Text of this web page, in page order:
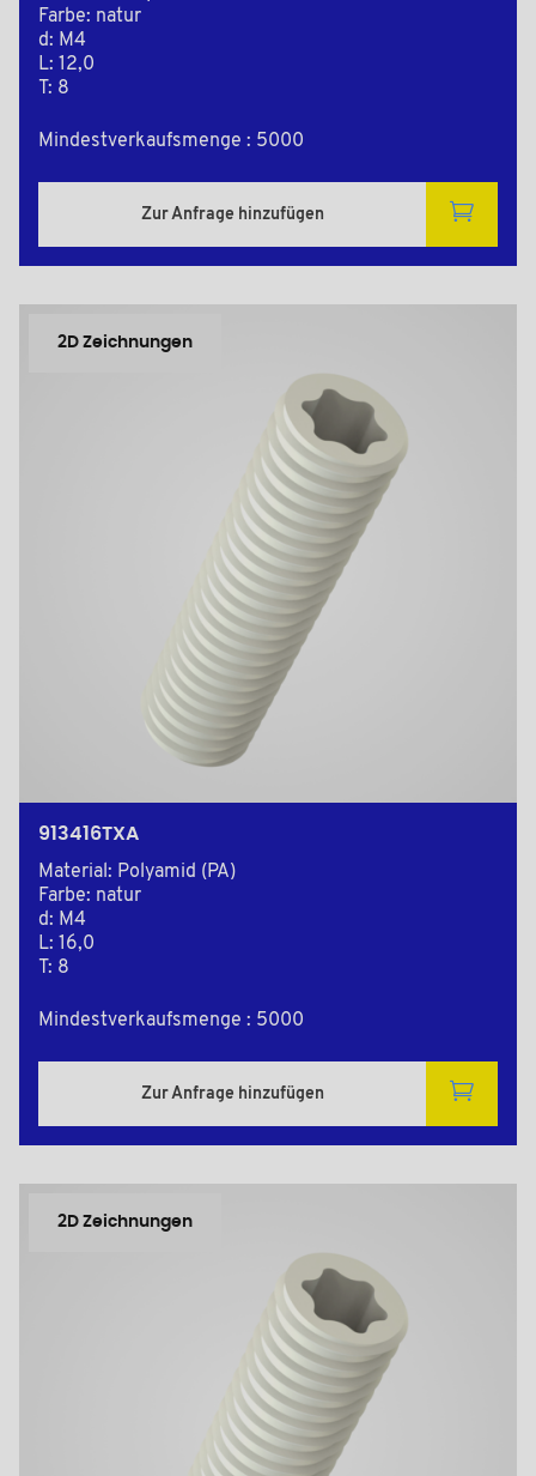
Farbe: natur
d: M4
L: 12,0
T: 8
Mindestverkaufsmenge : 5000
Zur Anfrage hinzufügen
2D Zeichnungen
913416TXA
Material: Polyamid (PA)
Farbe: natur
d: M4
L: 16,0
T: 8
Mindestverkaufsmenge : 5000
Zur Anfrage hinzufügen
2D Zeichnungen